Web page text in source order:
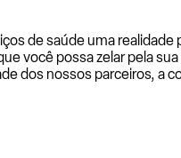
de saúde uma
você possa zelar pela
dos nossos parceiros,